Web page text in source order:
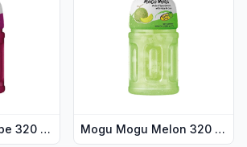
Mogu Mogu Grape 320 ml Mogu Mogu Melon 320 ml DATOVARE